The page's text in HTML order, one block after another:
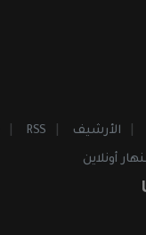
الأرشيف RSS